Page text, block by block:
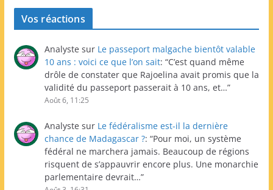
Vos réactions
Analyste sur Le passeport malgache bientôt valable
10 ans : voici ce que l’on sait: “C’est quand même
drôle de constater que Rajoelina avait promis que la
validité du passeport passerait à 10 ans, et…”
Août 6, 11:25
Analyste sur Le fédéralisme est-il la dernière
chance de Madagascar ?: “Pour moi, un système
fédéral ne marchera jamais. Beaucoup de régions
risquent de s’appauvrir encore plus. Une monarchie
parlementaire devrait…”